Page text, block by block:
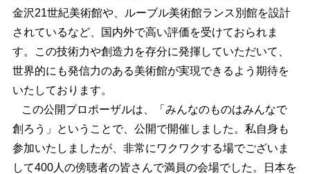
金沢21世紀美術館や、ルーブル美術館ランス別館を設計
されているなど、国内外で高い評価を受けておられま
す。この技術力や創造力を存分に発揮していただいて、
世界的にも発信力のある美術館が実現できるよう期待を
いたしております。
この公開プロポーザルは、「みんなのものはみんなで
創ろう」ということで、公開で開催しました。私自身も
参加いたしましたが、非常にワクワクする場でございま
して400人の傍聴者の皆さんで満員の会場でした。日本を